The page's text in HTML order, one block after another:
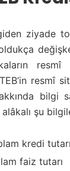
ziyade
resmî
resmî
bilgi
şu
kredi tutarı
faiz tutarı